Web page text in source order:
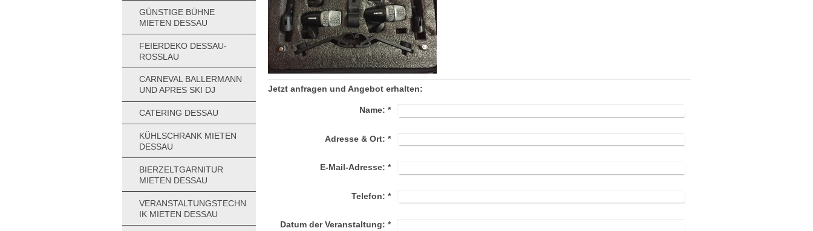
GÜNSTIGE BÜHNE
MIETEN DESSAU
FEIERDEKO DESSAU-
ROSSLAU
CARNEVAL BALLERMANN
UND APRES SKI DJ
CATERING DESSAU
KÜHLSCHRANK MIETEN
DESSAU
BIERZELTGARNITUR
MIETEN DESSAU
VERANSTALTUNGSTECHN
IK MIETEN DESSAU
Jetzt anfragen und Angebot erhalten:
Name: *
Adresse & Ort: *
E-Mail-Adresse: *
Telefon: *
Datum der Veranstaltung: *